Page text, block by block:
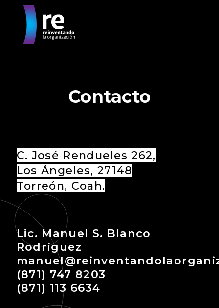
Contacto
C. José Rendueles 262,
Los Ángeles, 27148
Torreón, Coah.
Lic. Manuel S. Blanco
Rodríguez
(871) 747 8203
(871) 113 6634